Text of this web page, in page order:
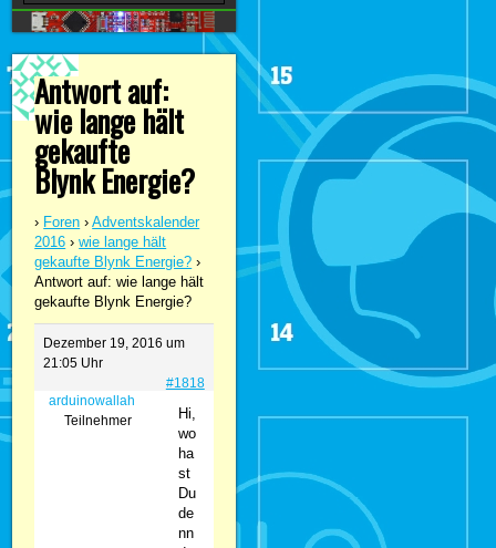
Antwort auf:
wie lange hält
gekaufte
Blynk Energie?
› Foren › Adventskalender
2016 › wie lange hält
gekaufte Blynk Energie? ›
Antwort auf: wie lange hält
gekaufte Blynk Energie?
Dezember 19, 2016 um
21:05 Uhr
#1818
arduinowallah
Teilnehmer
Hi,
wo
ha
st
Du
de
nn